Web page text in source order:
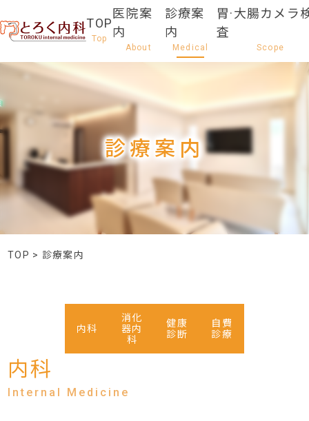
TOP
医院案
内
診療案
内
胃·大腸カメラ
査
診療案内
TOP > 診療案内
内科
消化
器内
科
健康
診断
自費
診療
内科